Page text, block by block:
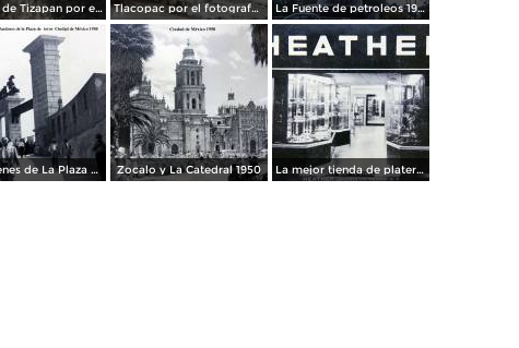
La presa de Tizapan por el fotografo Fernando Kososky. ( Circulada el 22 de Diembre de 1910 ). Tlacopac por el fotografo Hugo Brehme. La Fuente de petroleos 1950.
Los andenes de La Plaza de toros Ciudad de México 1950 Zocalo y La Catedral 1950 La mejor tienda de plateria.